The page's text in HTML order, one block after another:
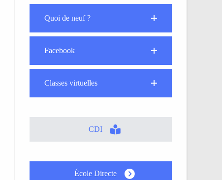
Quoi de neuf ?
Facebook
Classes virtuelles
CDI
École Directe